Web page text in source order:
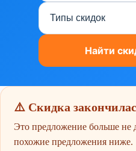
⚠️ Скидка
Это предложение больше не
похожие предложения ниже.